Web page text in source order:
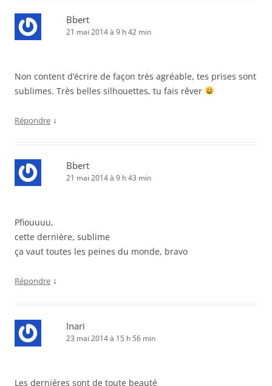
Bbert
21 mai 2014 à 9 h 42 min
Non content d’écrire de façon très agréable, tes prises sont
sublimes. Très belles silhouettes, tu fais rêver
Répondre ↓
Bbert
21 mai 2014 à 9 h 43 min
Pfiouuuu,
cette dernière, sublime
ça vaut toutes les peines du monde, bravo
Répondre ↓
Inari
23 mai 2014 à 15 h 56 min
Les derniéres sont de toute beauté